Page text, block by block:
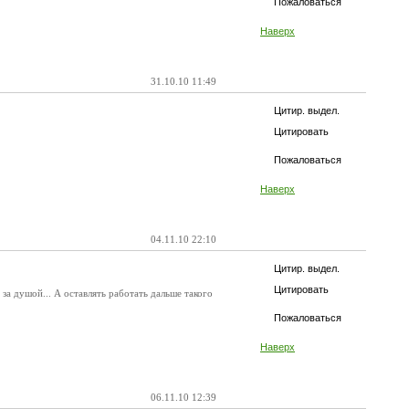
Наверх
31.10.10 11:49
Цитир. выдел.
Цитировать
Пожаловаться
Наверх
04.11.10 22:10
Цитир. выдел.
Цитировать
Пожаловаться
Наверх
душой... А оставлять работать дальше такого
06.11.10 12:39